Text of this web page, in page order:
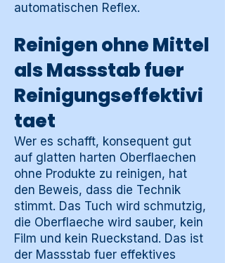
automatischen Reflex.
Reinigen ohne Mittel
als Massstab fuer
Reinigungseffektivi
taet
Wer es schafft, konsequent gut
auf glatten harten Oberflaechen
ohne Produkte zu reinigen, hat
den Beweis, dass die Technik
stimmt. Das Tuch wird schmutzig,
die Oberflaeche wird sauber, kein
Film und kein Rueckstand. Das ist
der Massstab fuer effektives